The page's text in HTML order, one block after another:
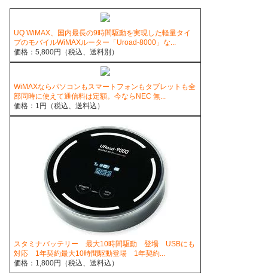
UQ WiMAX、国内最長の9時間駆動を実現した軽量タイ
プのモバイルWiMAXルーター「Uroad-8000」な...
価格：5,800円（税込、送料別）
WiMAXならパソコンもスマートフォンもタブレットも全
部同時に使えて通信料は定額。今ならNEC 無...
価格：1円（税込、送料込）
スタミナバッテリー 最大10時間駆動 登場 USBにも
対応 1年契約最大10時間駆動登場 1年契約...
価格：1,800円（税込、送料込）